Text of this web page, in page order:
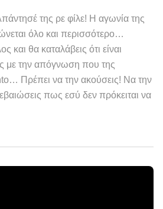
της ρε φίλε! Η αγωνία της
όλο και περισσότερο…
και θα καταλάβεις ότι είναι
με την απόγνωση που της
Πρέπει να την ακούσεις! Να την
πως εσύ δεν πρόκειται να